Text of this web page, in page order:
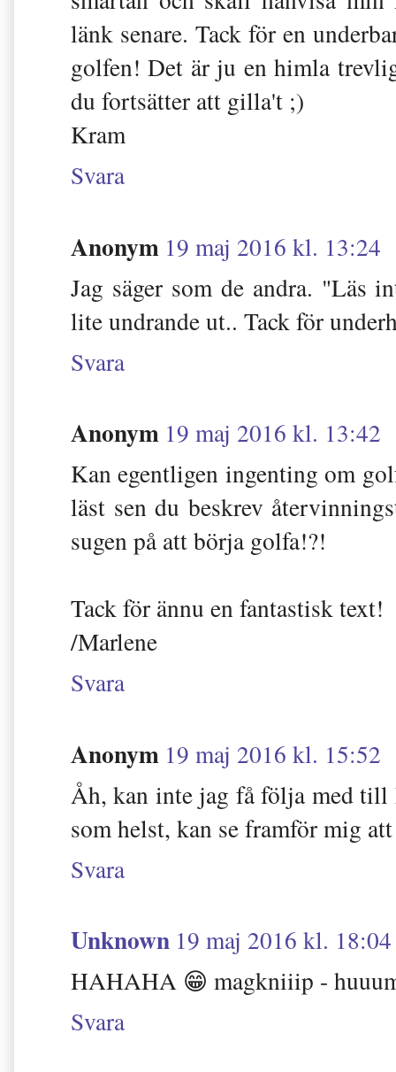
länk senare. Tack för en
golfen! Det är ju en himla
du fortsätter att gilla't ;)
Kram
Svara
Anonym 19 maj 2016 kl. 13:24
Jag säger som de andra. "Läs
lite undrande ut.. Tack för
Svara
Anonym 19 maj 2016 kl. 13:42
Kan egentligen ingenting om
läst sen du beskrev
sugen på att börja golfa!?!
Tack för ännu en fantastisk text!
/Marlene
Svara
Anonym 19 maj 2016 kl. 15:52
Åh, kan inte jag få följa med till
som helst, kan se framför mig
Svara
Unknown 19 maj 2016 kl. 18:04
HAHAHA 😁 magkniiip -
Svara